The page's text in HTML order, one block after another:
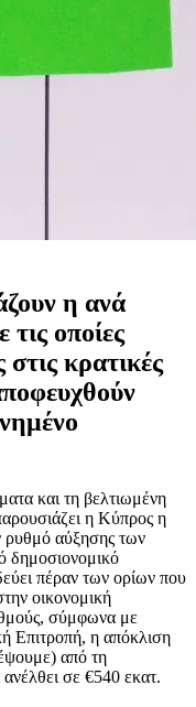
η ανά
οποίες
στις κρατικές
και τη βελτιωμένη
η Κύπρος η
ρυθμό αύξησης των
δημοσιονομικό
πέραν των ορίων που
οικονομική
σύμφωνα με
Επιτροπή, η απόκλιση
από τη
σε €540 εκατ.